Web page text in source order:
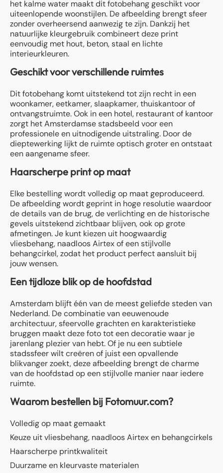
het kalme water maakt dit fotobehang geschikt voor
uiteenlopende woonstijlen. De afbeelding brengt sfeer
zonder overheersend aanwezig te zijn. Dankzij het
natuurlijke kleurgebruik combineert deze print
eenvoudig met hout, beton, staal en lichte
interieurkleuren.
Geschikt voor verschillende ruimtes
Dit fotobehang komt uitstekend tot zijn recht in een
woonkamer, eetkamer, slaapkamer, thuiskantoor of
ontvangstruimte. Ook in een hotel, restaurant of kantoor
zorgt het Amsterdamse stadsbeeld voor een
professionele en uitnodigende uitstraling. Door de
dieptewerking lijkt de ruimte optisch groter en ontstaat
een aangename sfeer.
Haarscherpe print op maat
Elke bestelling wordt volledig op maat geproduceerd.
De afbeelding wordt geprint in hoge resolutie waardoor
de details van de brug, de verlichting en de historische
gevels uitstekend zichtbaar blijven, ook op grote
afmetingen. Je kunt kiezen uit hoogwaardig
vliesbehang, naadloos Airtex of een stijlvolle
behangcirkel, zodat het product perfect aansluit bij
jouw wensen.
Een tijdloze blik op de hoofdstad
Amsterdam blijft één van de meest geliefde steden van
Nederland. De combinatie van eeuwenoude
architectuur, sfeervolle grachten en karakteristieke
bruggen maakt deze foto tot een decoratie waar je
jarenlang plezier van hebt. Of je nu een subtiele
stadssfeer wilt creëren of juist een opvallende
blikvanger zoekt, deze afbeelding brengt de charme
van de hoofdstad op een stijlvolle manier naar iedere
ruimte.
Waarom bestellen bij Fotomuur.com?
Volledig op maat gemaakt
Keuze uit vliesbehang, naadloos Airtex en behangcirkels
Haarscherpe printkwaliteit
Duurzame en kleurvaste materialen